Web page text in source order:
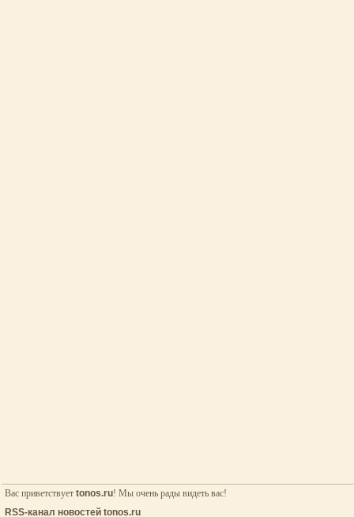
Вас приветствует tonos.ru! Мы очень рады видеть вас!
RSS-канал новостей tonos.ru